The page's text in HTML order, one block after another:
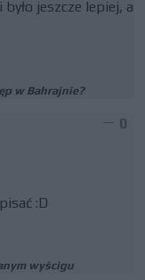
jeszcze lepiej, a
w Bahrajnie?
0
:D
wyścigu